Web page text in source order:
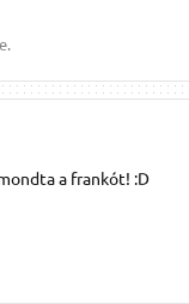
a frankót! :D